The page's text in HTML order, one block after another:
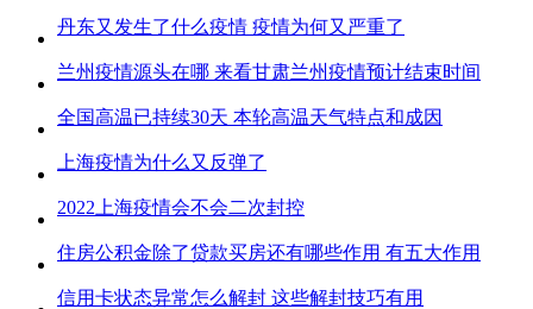
丹东又发生了什么疫情 疫情为何又严重了
兰州疫情源头在哪 来看甘肃兰州疫情预计结束时间
全国高温已持续30天 本轮高温天气特点和成因
上海疫情为什么又反弹了
2022上海疫情会不会二次封控
住房公积金除了贷款买房还有哪些作用 有五大作用
信用卡状态异常怎么解封 这些解封技巧有用